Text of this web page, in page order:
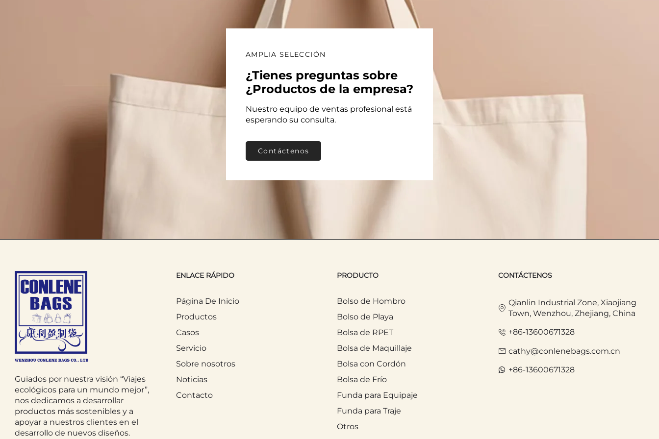
1. Rutina Diaria de Maquillaje y Cuidado de la Piel
La Bolsa de Cosméticos es una parte esencial de las rutinas diarias de maquillaje y cuidado de la piel. Ya sea en casa o sobre
la marcha, mantiene tus productos de uso diario organizados y accesibles.
protector solar, corrector y labial, para mantenerlos en tu bolso y hacer retoques durante el día. Una bolsa de cosméticos más
cremas nocturnas, manteniendo tu superficie del baño libre de desorden.
La Bolsa de Cosméticos asegura que siempre tengas tus productos favoritos al alcance de la mano, haciendo que tu rutina de
Los viajes y las vacaciones son usos principales para la bolsa de cosméticos. Al viajar, una bolsa de cosméticos resistente
mantiene tus productos de belleza seguros y organizados dentro de tu maleta o equipaje de mano.
Una bolsa de cosméticos impermeable es esencial para guardar productos de aseo, evitando que el champú o el
acondicionador se derramen y dañen tu ropa.
Muchos viajeros utilizan varias bolsas de cosméticos para separar distintas categorías: una para maquillaje, una para cuidado
de la piel y otra para productos para el cabello. Esta organización facilita desempacar y montar tu estación de belleza en
hoteles o alojamientos vacacionales.
Las bolsas de cosméticos plegables también son ideales para viajar, ya que pueden guardarse planas cuando están vacías y
expandirse para contener todos tus artículos esenciales cuando sea necesario. La bolsa de cosméticos hace que nunca tengas
AMPLIA SELECCIÓN
¿Tienes preguntas sobre
¿Productos de la empresa?
Nuestro equipo de ventas profesional está
esperando su consulta.
Contáctenos
Guiados por nuestra visión “Viajes
ecológicos para un mundo mejor”,
nos dedicamos a desarrollar
productos más sostenibles y a
apoyar a nuestros clientes en el
desarrollo de nuevos diseños.
ENLACE RÁPIDO
Página De Inicio
Productos
Casos
Servicio
Sobre nosotros
Noticias
Contacto
PRODUCTO
Bolso de Hombro
Bolso de Playa
Bolsa de RPET
Bolsa de Maquillaje
Bolsa con Cordón
Bolsa de Frío
Funda para Equipaje
Funda para Traje
Otros
CONTÁCTENOS
Qianlin Industrial Zone, Xiaojiang
Town, Wenzhou, Zhejiang, China
+86-13600671328
cathy@conlenebags.com.cn
+86-13600671328